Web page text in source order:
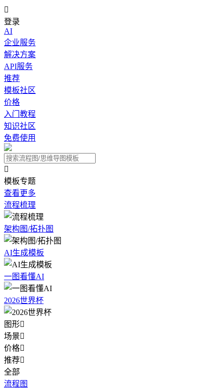

登录
AI
企业服务
解决方案
API服务
推荐
模板社区
价格
入门教程
知识社区
免费使用

模板专题
查看更多
流程梳理
架构图/拓扑图
AI生成模板
一图看懂AI
2026世界杯
图形
场景
价格
推荐
全部
流程图